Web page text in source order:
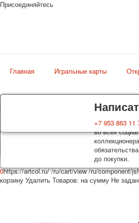
Колоды,
оплаты.
момент
Вы покупаете
во всех
до покупки.
+7 953 863 11
Присоединяйтесь
Главная Игральные карты
0https://artcol.ru/ /ru/cart/view /ru/component/
корзину Удалить Товаров: на сумму Не